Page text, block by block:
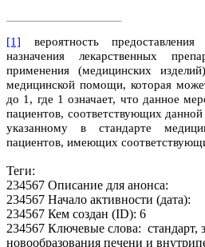
[1] вероятность
назначения лекарственных
применения (медицинских
медицинской помощи, которая
до 1, где 1 означает, что данное
пациентов, соответствующих
указанному в стандарте
пациентов, имеющих
Теги:
234567 Описание для анонса:
234567 Начало активности (дата):
234567 Кем создан (ID): 6
234567 Ключевые слова: стандарт,
новообразования печени и